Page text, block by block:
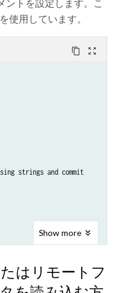
ントを設定します。こ
を使用しています。
content_copy zoom_out_map
strings and commit
Show more
はリモートフ